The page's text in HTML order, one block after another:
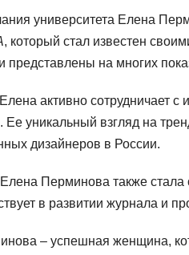
университета Елена
, который стал известен
представлены на многих
активно сотрудничает
Ее уникальный взгляд на
дизайнеров в России.
Перминова также
в развитии журнала и
– успешная женщина,